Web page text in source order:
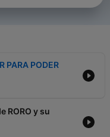
PARA PODER
RORO y su